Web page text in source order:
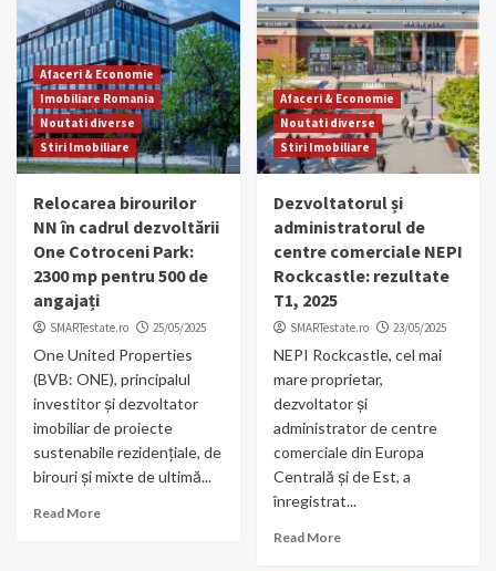
Afaceri & Economie
Imobiliare Romania
Noutati diverse
Stiri Imobiliare
Relocarea birourilor
NN în cadrul dezvoltării
One Cotroceni Park:
2300 mp pentru 500 de
angajați
SMARTestate.ro 25/05/2025
One United Properties
(BVB: ONE), principalul
investitor și dezvoltator
imobiliar de proiecte
sustenabile rezidențiale, de
birouri și mixte de ultimă...
Read More
Afaceri & Economie
Noutati diverse
Stiri Imobiliare
Dezvoltatorul și
administratorul de
centre comerciale NEPI
Rockcastle: rezultate
T1, 2025
SMARTestate.ro 23/05/2025
NEPI Rockcastle, cel mai
mare proprietar,
dezvoltator și
administrator de centre
comerciale din Europa
Centrală și de Est, a
înregistrat...
Read More